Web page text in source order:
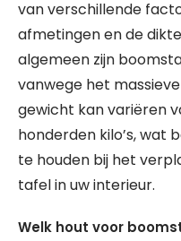
van verschillende
afmetingen en de
algemeen zijn
vanwege het
gewicht kan variëren
honderden kilo’s, wat
te houden bij het
tafel in uw interieur.
Welk hout voor